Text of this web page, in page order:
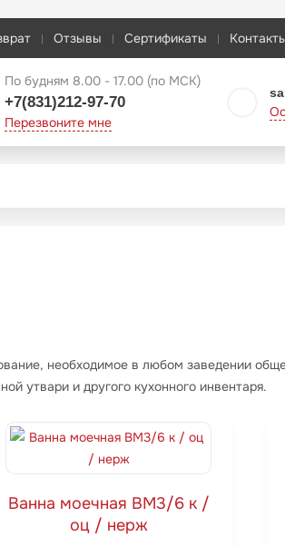
Отзывы Сертификаты
По будням 8.00 - 17.00 (по МСК)
+7(831)212-97-70
Перезвоните мне
необходимое в любом заведении
утвари и другого кухонного инвентаря.
Ванна моечная ВМ3/6 к /
оц / нерж